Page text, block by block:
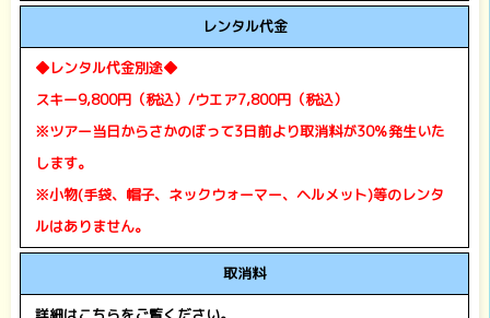
レンタル代金
◆レンタル代金別途◆
スキー9,800円（税込）/ウエア7,800円（税込）
※ツアー当日からさかのぼって3日前より取消料が30％発生いた
します。
※小物(手袋、帽子、ネックウォーマー、ヘルメット)等のレンタ
ルはありません。
取消料